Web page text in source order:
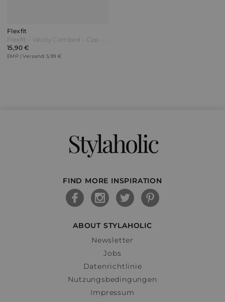
Flexfit
Flexfit - Wooly Combed - Cap - dunkelgrau
15,90 €
EMP | Versand: 5,99 €
Stylaholic
FIND MORE INSPIRATION
ABOUT STYLAHOLIC
Newsletter
Jobs
Datenrichtlinie
Nutzungsbedingungen
Impressum